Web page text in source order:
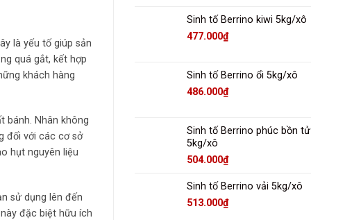
là yếu tố giúp sản
quá gắt, kết hợp
khách hàng
bánh. Nhân không
đối với các cơ sở
hụt nguyên liệu
sử dụng lên đến
đặc biệt hữu ích
Sinh tố Berrino kiwi 5kg/xô
477.000₫
Sinh tố Berrino ổi 5kg/xô
486.000₫
Sinh tố Berrino phúc bồn tử
5kg/xô
504.000₫
Sinh tố Berrino vải 5kg/xô
513.000₫